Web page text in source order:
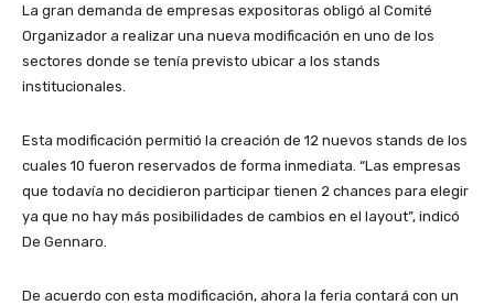
La gran demanda de empresas expositoras obligó al Comité
Organizador a realizar una nueva modificación en uno de los
sectores donde se tenía previsto ubicar a los stands
institucionales.
Esta modificación permitió la creación de 12 nuevos stands de los
cuales 10 fueron reservados de forma inmediata. “Las empresas
que todavía no decidieron participar tienen 2 chances para elegir
ya que no hay más posibilidades de cambios en el layout”, indicó
De Gennaro.
De acuerdo con esta modificación, ahora la feria contará con un